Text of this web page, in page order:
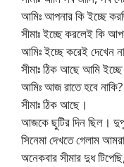
আমিঃ আপনার কি ইচ্ছে
সীমাঃ ইচ্ছে করলেই কি
আমিঃ ইচ্ছে করেই দেখেন
সীমাঃ ঠিক আছে আমি
আমিঃ আজ রাতে হবে নাকি?
সীমাঃ ঠিক আছে।
আজকে ছুটির দিন ছিল।
সিনেমা দেখতে গেলাম
অনেকবার সীমার দুধ